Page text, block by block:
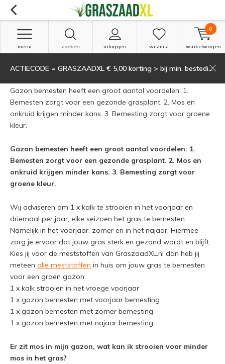
zoeken inloggen
menu wishlist winkelwagen
0
ACTIECODE = GRASZAADXL € 5,00 korting > bij min. besteding van 135,-
Gazonbemesting voor elk gazon (74)
Gazon bemesten heeft een groot aantal voordelen: 1.
Bemesten zorgt voor een gezonde grasplant. 2. Mos en
onkruid krijgen minder kans. 3. Bemesting zorgt voor groene
kleur.
Gazon bemesten heeft een groot aantal voordelen: 1.
Bemesten zorgt voor een gezonde grasplant. 2. Mos en
onkruid krijgen minder kans. 3. Bemesting zorgt voor
groene kleur.
Wij adviseren om 1 x kalk te strooien in het voorjaar en
driemaal per jaar, elke seizoen het gras te bemesten.
Namelijk in het voorjaar, zomer en in het najaar. Hiermee
zorg je ervoor dat jouw gras sterk en gezond wordt en blijft.
Kies jij voor de meststoffen van GraszaadXL.nl dan heb jij
meteen alle meststoffen in huis om jouw gras te bemesten
voor een groen gazon.
1 x kalk strooien in het vroege voorjaar
1 x gazon bemesten met voorjaar bemesting
1 x gazon bemesten met zomer bemesting
1 x gazon bemesten met najaar bemesting
Er zit mos in mijn gazon, wat kan ik strooien voor minder
mos in het gras?